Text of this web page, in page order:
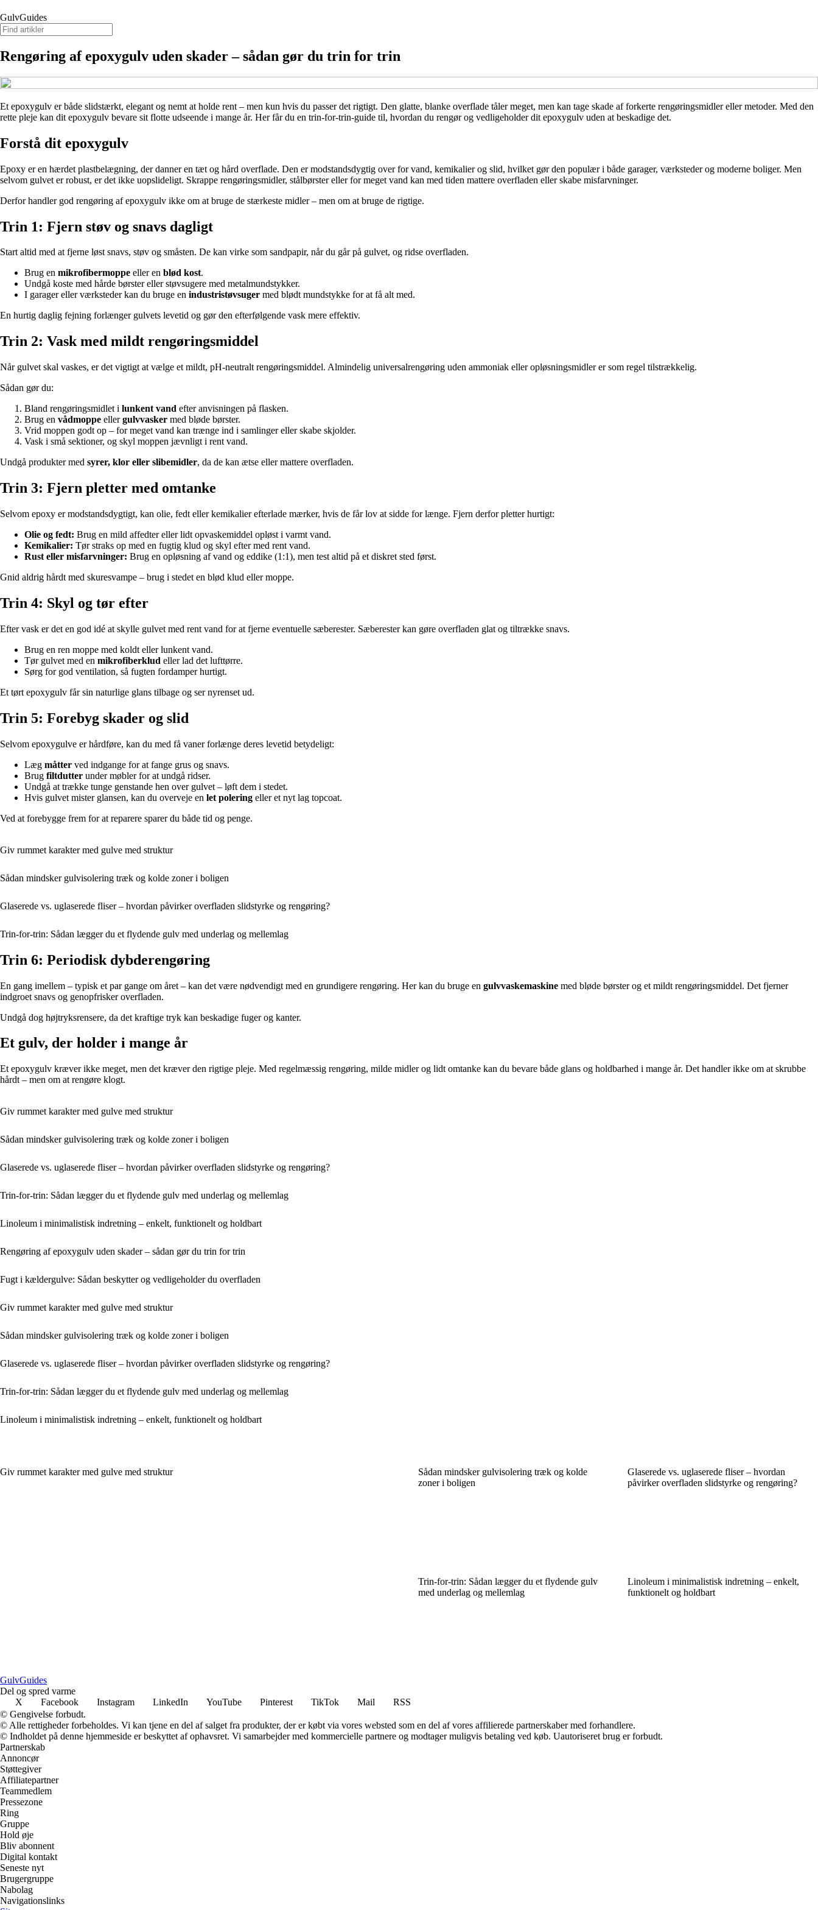
GulvGuides
Rengøring af epoxygulv uden skader – sådan gør du trin for trin
Et epoxygulv er både slidstærkt, elegant og nemt at holde rent – men kun hvis du passer det rigtigt. Den glatte, blanke overflade tåler meget, men kan tage skade af forkerte rengøringsmidler eller metoder. Med den
rette pleje kan dit epoxygulv bevare sit flotte udseende i mange år. Her får du en trin-for-trin-guide til, hvordan du rengør og vedligeholder dit epoxygulv uden at beskadige det.
Forstå dit epoxygulv
Epoxy er en hærdet plastbelægning, der danner en tæt og hård overflade. Den er modstandsdygtig over for vand, kemikalier og slid, hvilket gør den populær i både garager, værksteder og moderne boliger. Men
selvom gulvet er robust, er det ikke uopslideligt. Skrappe rengøringsmidler, stålbørster eller for meget vand kan med tiden mattere overfladen eller skabe misfarvninger.
Derfor handler god rengøring af epoxygulv ikke om at bruge de stærkeste midler – men om at bruge de rigtige.
Trin 1: Fjern støv og snavs dagligt
Start altid med at fjerne løst snavs, støv og småsten. De kan virke som sandpapir, når du går på gulvet, og ridse overfladen.
Brug en mikrofibermoppe eller en blød kost.
Undgå koste med hårde børster eller støvsugere med metalmundstykker.
I garager eller værksteder kan du bruge en industristøvsuger med blødt mundstykke for at få alt med.
En hurtig daglig fejning forlænger gulvets levetid og gør den efterfølgende vask mere effektiv.
Trin 2: Vask med mildt rengøringsmiddel
Når gulvet skal vaskes, er det vigtigt at vælge et mildt, pH-neutralt rengøringsmiddel. Almindelig universalrengøring uden ammoniak eller opløsningsmidler er som regel tilstrækkelig.
Sådan gør du:
Bland rengøringsmidlet i lunkent vand efter anvisningen på flasken.
Brug en vådmoppe ellergulvvasker med bløde børster.
Vrid moppen godt op – for meget vand kan trænge ind i samlinger eller skabe skjolder.
Vask i små sektioner, og skyl moppen jævnligt i rent vand.
Undgå produkter med syrer, klor eller slibemidler, da de kan ætse eller mattere overfladen.
Trin 3: Fjern pletter med omtanke
Selvom epoxy er modstandsdygtigt, kan olie, fedt eller kemikalier efterlade mærker, hvis de får lov at sidde for længe. Fjern derfor pletter hurtigt:
Olie og fedt: Brug en mild affedter eller lidt opvaskemiddel opløst i varmt vand.
Kemikalier: Tør straks op med en fugtig klud og skyl efter med rent vand.
Rust eller misfarvninger: Brug en opløsning af vand og eddike (1:1), men test altid på et diskret sted først.
Gnid aldrig hårdt med skuresvampe – brug i stedet en blød klud eller moppe.
Trin 4: Skyl og tør efter
Efter vask er det en god idé at skylle gulvet med rent vand for at fjerne eventuelle sæberester. Sæberester kan gøre overfladen glat og tiltrække snavs.
Brug en ren moppe med koldt eller lunkent vand.
Tør gulvet med en mikrofiberklud eller lad det lufttørre.
Sørg for god ventilation, så fugten fordamper hurtigt.
Et tørt epoxygulv får sin naturlige glans tilbage og ser nyrenset ud.
Trin 5: Forebyg skader og slid
Selvom epoxygulve er hårdføre, kan du med få vaner forlænge deres levetid betydeligt:
Læg måtter ved indgange for at fange grus og snavs.
Brug filtdutter under møbler for at undgå ridser.
Undgå at trække tunge genstande hen over gulvet – løft dem i stedet.
Hvis gulvet mister glansen, kan du overveje en let polering eller et nyt lag topcoat.
Ved at forebygge frem for at reparere sparer du både tid og penge.
Giv rummet karakter med gulve med struktur
Sådan mindsker gulvisolering træk og kolde zoner i boligen
Glaserede vs. uglaserede fliser – hvordan påvirker overfladen slidstyrke og rengøring?
Trin-for-trin: Sådan lægger du et flydende gulv med underlag og mellemlag
Trin 6: Periodisk dybderengøring
En gang imellem – typisk et par gange om året – kan det være nødvendigt med en grundigere rengøring. Her kan du bruge en gulvvaskemaskine med bløde børster og et mildt rengøringsmiddel. Det fjerner
indgroet snavs og genopfrisker overfladen.
Undgå dog højtryksrensere, da det kraftige tryk kan beskadige fuger og kanter.
Et gulv, der holder i mange år
Et epoxygulv kræver ikke meget, men det kræver den rigtige pleje. Med regelmæssig rengøring, milde midler og lidt omtanke kan du bevare både glans og holdbarhed i mange år. Det handler ikke om at skrubbe
hårdt – men om at rengøre klogt.
Giv rummet karakter med gulve med struktur
Sådan mindsker gulvisolering træk og kolde zoner i boligen
Glaserede vs. uglaserede fliser – hvordan påvirker overfladen slidstyrke og rengøring?
Trin-for-trin: Sådan lægger du et flydende gulv med underlag og mellemlag
Linoleum i minimalistisk indretning – enkelt, funktionelt og holdbart
Rengøring af epoxygulv uden skader – sådan gør du trin for trin
Fugt i kældergulve: Sådan beskytter og vedligeholder du overfladen
Giv rummet karakter med gulve med struktur
Sådan mindsker gulvisolering træk og kolde zoner i boligen
Glaserede vs. uglaserede fliser – hvordan påvirker overfladen slidstyrke og rengøring?
Trin-for-trin: Sådan lægger du et flydende gulv med underlag og mellemlag
Linoleum i minimalistisk indretning – enkelt, funktionelt og holdbart
Giv rummet karakter med gulve med struktur
Sådan mindsker gulvisolering træk og kolde
zoner i boligen
Glaserede vs. uglaserede fliser – hvordan
påvirker overfladen slidstyrke og rengøring?
Trin-for-trin: Sådan lægger du et flydende gulv
med underlag og mellemlag
Linoleum i minimalistisk indretning – enkelt,
funktionelt og holdbart
GulvGuides
Del og spred varme
X
Facebook Instagram LinkedIn YouTube Pinterest TikTok Mail
RSS
© Gengivelse forbudt.
© Alle rettigheder forbeholdes. Vi kan tjene en del af salget fra produkter, der er købt via vores websted som en del af vores affilierede partnerskaber med forhandlere.
© Indholdet på denne hjemmeside er beskyttet af ophavsret. Vi samarbejder med kommercielle partnere og modtager muligvis betaling ved køb. Uautoriseret brug er forbudt.
Partnerskab
Annoncør
Støttegiver
Affiliatepartner
Teammedlem
Pressezone
Ring
Gruppe
Hold øje
Bliv abonnent
Digital kontakt
Seneste nyt
Brugergruppe
Nabolag
Navigationslinks